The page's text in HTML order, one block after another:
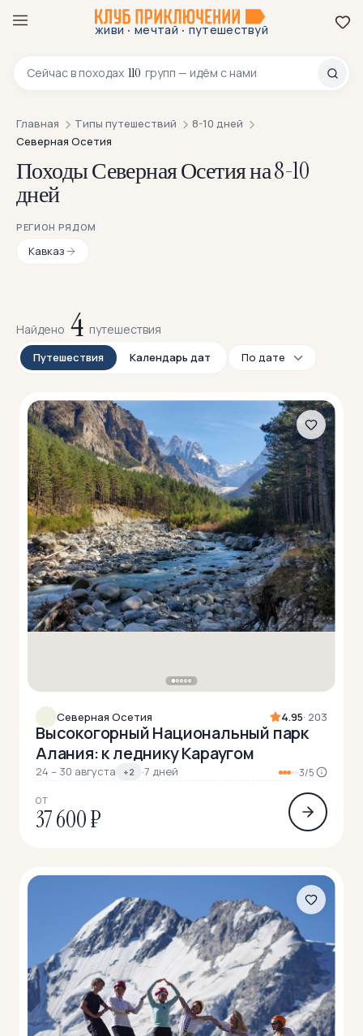
живи · мечтай · путешествуй
Сейчас в походах 110 групп — идём с нами
8 800 200-70-23
Главная Типы путешествий
8-10 дней
Северная Осетия
Походы Северная Осетия на 8-10
дней
РЕГИОН РЯДОМ
Кавказ
Найдено 4 путешествия
Путешествия Календарь дат
Северная Осетия 4.95· 203
Высокогорный Национальный парк
Алания: к леднику Караугом
24 – 30 августа +2 ·7 дней 3/5
ОТ
37 600 ₽